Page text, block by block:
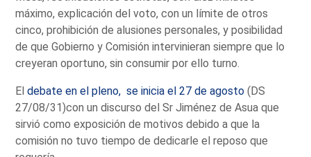
máximo, explicación del voto, con un límite de otros
cinco, prohibición de alusiones personales, y posibilidad
de que Gobierno y Comisión intervinieran siempre que lo
creyeran oportuno, sin consumir por ello turno.
Eldebate en el pleno, se inicia el 27 de agosto (DS
27/08/31)con un discurso del Sr Jiménez de Asua que
sirvió como exposición de motivos debido a que la
comisión no tuvo tiempo de dedicarle el reposo que